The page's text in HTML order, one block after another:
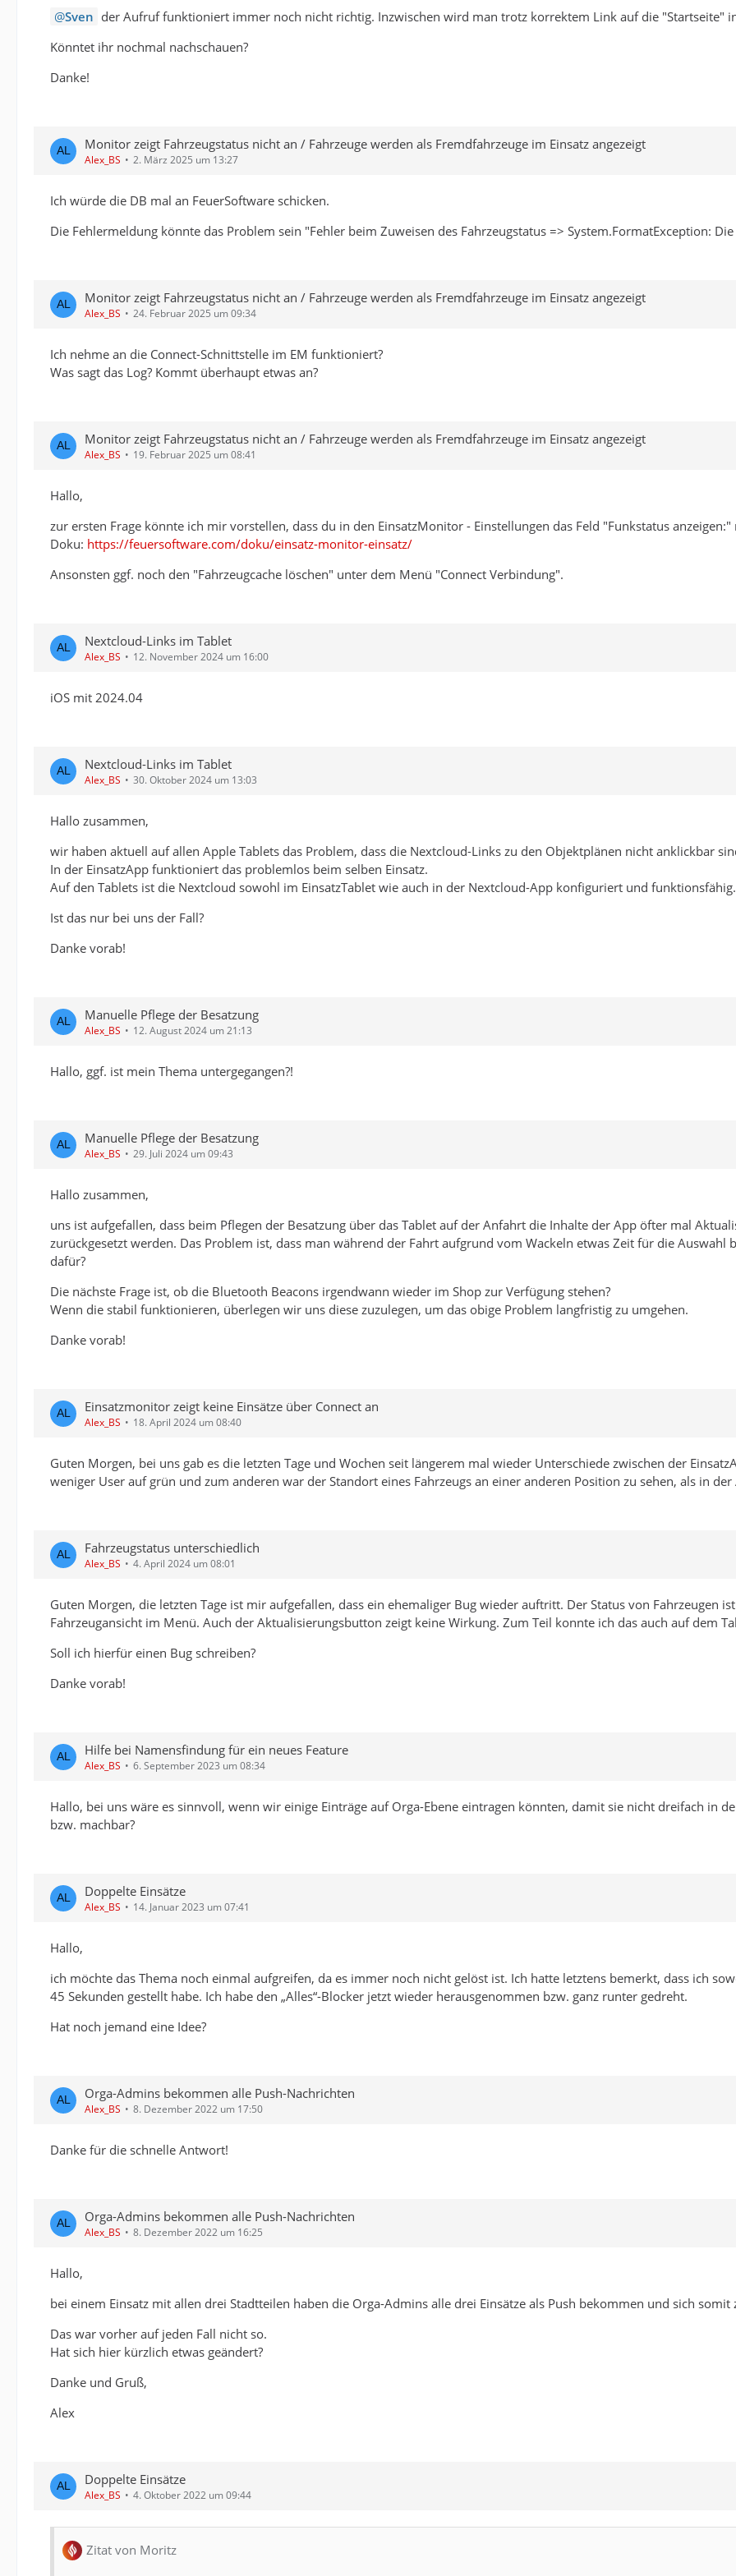
Sven der Aufruf funktioniert immer noch nicht richtig. Inzwischen wird man trotz korrektem Link auf die "Startseite"
Könntet ihr nochmal nachschauen?
Danke!
Monitor zeigt Fahrzeugstatus nicht an / Fahrzeuge werden als Fremdfahrzeuge im Einsatz angezeigt
Alex_BS 2. März 2025 um 13:27
Ich würde die DB mal an FeuerSoftware schicken.
Die Fehlermeldung könnte das Problem sein "Fehler beim Zuweisen des Fahrzeugstatus => System.FormatException:
Monitor zeigt Fahrzeugstatus nicht an / Fahrzeuge werden als Fremdfahrzeuge im Einsatz angezeigt
Alex_BS 24. Februar 2025 um 09:34
Ich nehme an die Connect-Schnittstelle im EM funktioniert?
Was sagt das Log? Kommt überhaupt etwas an?
Monitor zeigt Fahrzeugstatus nicht an / Fahrzeuge werden als Fremdfahrzeuge im Einsatz angezeigt
Alex_BS 19. Februar 2025 um 08:41
Hallo,
zur ersten Frage könnte ich mir vorstellen, dass du in den EinsatzMonitor - Einstellungen das Feld "Funkstatus anzeigen:"
Doku: https://feuersoftware.com/doku/einsatz-monitor-einsatz/
Ansonsten ggf. noch den "Fahrzeugcache löschen" unter dem Menü "Connect Verbindung".
Nextcloud-Links im Tablet
Alex_BS 12. November 2024 um 16:00
iOS mit 2024.04
Nextcloud-Links im Tablet
Alex_BS 30. Oktober 2024 um 13:03
Hallo zusammen,
wir haben aktuell auf allen Apple Tablets das Problem, dass die Nextcloud-Links zu den Objektplänen nicht anklickbar
In der EinsatzApp funktioniert das problemlos beim selben Einsatz.
Auf den Tablets ist die Nextcloud sowohl im EinsatzTablet wie auch in der Nextcloud-App konfiguriert und funktionsfähig.
Ist das nur bei uns der Fall?
Danke vorab!
Manuelle Pflege der Besatzung
Alex_BS 12. August 2024 um 21:13
Hallo, ggf. ist mein Thema untergegangen?!
Manuelle Pflege der Besatzung
Alex_BS 29. Juli 2024 um 09:43
Hallo zusammen,
uns ist aufgefallen, dass beim Pflegen der Besatzung über das Tablet auf der Anfahrt die Inhalte der App öfter mal
zurückgesetzt werden. Das Problem ist, dass man während der Fahrt aufgrund vom Wackeln etwas Zeit für die
dafür?
Die nächste Frage ist, ob die Bluetooth Beacons irgendwann wieder im Shop zur Verfügung stehen?
Wenn die stabil funktionieren, überlegen wir uns diese zuzulegen, um das obige Problem langfristig zu umgehen.
Danke vorab!
Einsatzmonitor zeigt keine Einsätze über Connect an
Alex_BS 18. April 2024 um 08:40
Guten Morgen, bei uns gab es die letzten Tage und Wochen seit längerem mal wieder Unterschiede zwischen der
weniger User auf grün und zum anderen war der Standort eines Fahrzeugs an einer anderen Position zu sehen, als in
Fahrzeugstatus unterschiedlich
Alex_BS 4. April 2024 um 08:01
Guten Morgen, die letzten Tage ist mir aufgefallen, dass ein ehemaliger Bug wieder auftritt. Der Status von Fahrzeugen
Fahrzeugansicht im Menü. Auch der Aktualisierungsbutton zeigt keine Wirkung. Zum Teil konnte ich das auch auf dem
Soll ich hierfür einen Bug schreiben?
Danke vorab!
Hilfe bei Namensfindung für ein neues Feature
Alex_BS 6. September 2023 um 08:34
Hallo, bei uns wäre es sinnvoll, wenn wir einige Einträge auf Orga-Ebene eintragen könnten, damit sie nicht dreifach in
bzw. machbar?
Doppelte Einsätze
Alex_BS 14. Januar 2023 um 07:41
Hallo,
ich möchte das Thema noch einmal aufgreifen, da es immer noch nicht gelöst ist. Ich hatte letztens bemerkt, dass ich
45 Sekunden gestellt habe. Ich habe den „Alles“-Blocker jetzt wieder herausgenommen bzw. ganz runter gedreht.
Hat noch jemand eine Idee?
Orga-Admins bekommen alle Push-Nachrichten
Alex_BS 8. Dezember 2022 um 17:50
Danke für die schnelle Antwort!
Orga-Admins bekommen alle Push-Nachrichten
Alex_BS 8. Dezember 2022 um 16:25
Hallo,
bei einem Einsatz mit allen drei Stadtteilen haben die Orga-Admins alle drei Einsätze als Push bekommen und sich
Das war vorher auf jeden Fall nicht so.
Hat sich hier kürzlich etwas geändert?
Danke und Gruß,
Alex
Doppelte Einsätze
Alex_BS 4. Oktober 2022 um 09:44
Zitat von Moritz